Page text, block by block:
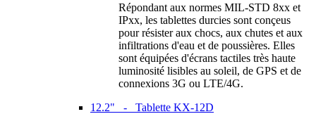
Répondant aux normes MIL-STD 8xx et
IPxx, les tablettes durcies sont conçeus
pour résister aux chocs, aux chutes et aux
infiltrations d'eau et de poussières. Elles
sont équipées d'écrans tactiles très haute
luminosité lisibles au soleil, de GPS et de
connexions 3G ou LTE/4G.
12.2" - Tablette KX-12D